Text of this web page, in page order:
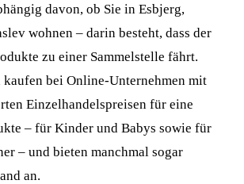
davon, ob Sie in Esbjerg,
wohnen – darin besteht, dass der
zu einer Sammelstelle fährt.
kaufen bei Online-Unternehmen mit
Einzelhandelspreisen für eine
– für Kinder und Babys sowie für
– und bieten manchmal sogar
an.